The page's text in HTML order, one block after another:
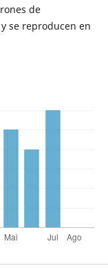
de
se reproducen en